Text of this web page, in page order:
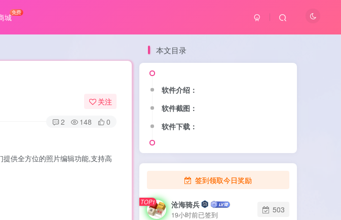
城
免费
关注
2
148 0
供全方位的照片编辑功能,支持高
本文目录
软件介绍：
软件截图：
软件下载：
签到领取今日奖励
TOP1 沧海骑兵
19小时前已签到
503
软件介绍：
软件截图：
软件下载：
TOP1 沧海骑兵
19小时前已签到
503